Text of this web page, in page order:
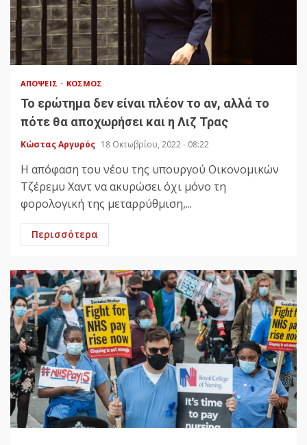
ΑΠΌΨΕΙΣ ΚΌΣΜΟΣ
Το ερώτημα δεν είναι πλέον το αν, αλλά το
πότε θα αποχωρήσει και η Λιζ Τρας
Κώστας Αργυρός 18 Οκτωβρίου, 2022 - 08:22
Η απόφαση του νέου της υπουργού Οικονομικών
Τζέρεμυ Χαντ να ακυρώσει όχι μόνο τη
φορολογική της μεταρρύθμιση,...
Περισσότερα